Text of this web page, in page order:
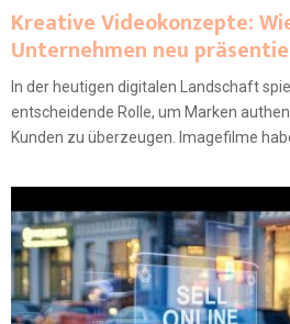
Kreative Videokonzepte:
Unternehmen neu
In der heutigen digitalen Landschaft
entscheidende Rolle, um Marken
Kunden zu überzeugen. Imagefilme